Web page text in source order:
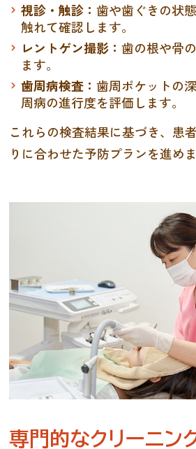
視診・触診：歯や歯ぐきの状
触れて確認します。
レントゲン撮影：歯の根や骨
ます。
歯周病検査：歯周ポケットの
周病の進行度を評価します。
これらの検査結果に基づき、患
りに合わせた予防プランを進めま
専門的なクリーニン